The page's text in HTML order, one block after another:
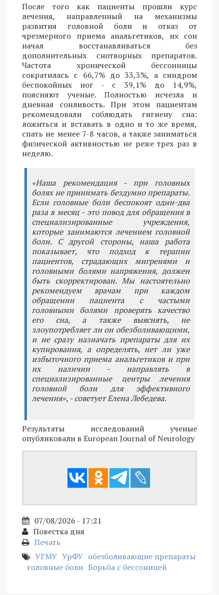
После того как пациенты прошли курс
лечения, направленный на механизмы
развития головной боли и отказ от
чрезмерного приема анальгетиков, их сон
начал восстанавливаться без
дополнительных снотворных препаратов.
Частота хронической бессонницы
сократилась с 66,7% до 33,3%, а синдром
беспокойных ног - с 39,1% до 14,9%,
поясняют ученые. Полностью исчезла и
дневная сонливость. При этом пациентам
рекомендовали соблюдать гигиену сна:
ложиться и вставать в одно и то же время,
спать не менее 7-8 часов, а также заниматься
физической активностью не реже трех раз в
неделю.
«Наша рекомендация - при головных
болях не принимать бездумно препараты.
Если головные боли беспокоят один-два
раза в месяц - это повод для обращения в
специализированные учреждения,
которые занимаются лечением головной
боли. С другой стороны, наша работа
показывает, что подход к терапии
пациентов, страдающих мигренями и
головными болями напряжения, должен
быть скорректирован. Мы настоятельно
рекомендуем врачам при каждом
обращении пациента с частыми
головными болями проверять качество
его сна, а также выяснять, не
злоупотребляет ли он обезболивающими,
и не сразу назначать препараты для их
купирования, а определять, нет ли уже
избыточного приема анальгетиков и при
их наличии - направлять в
специализированные центры лечения
головной боли для эффективного
лечения», - советует Елена Лебедева.
Результаты исследований ученые
опубликовали в European Journal of Neurology
07/08/2026 - 17:21
Повестка дня
Печать
УГМУ УрФУ обезболивающие препараты
головные боли Борьба с бессоницей